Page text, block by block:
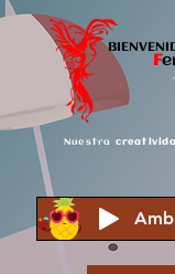
F
Nuestra